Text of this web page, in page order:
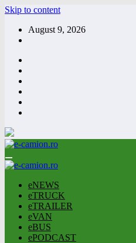
Skip to content
August 9, 2026
eNEWS
eTRUCK
eTRAILER
eVAN
eBUS
ePODCAST